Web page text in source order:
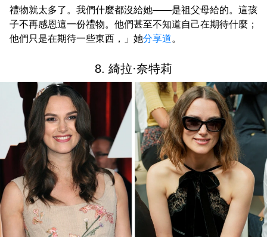
禮物就太多了。我們什麼都沒給她——是祖父母給的。這孩
子不再感恩這一份禮物。他們甚至不知道自己在期待什麼；
他們只是在期待一些東西，」她分享道。
8. 綺拉·奈特莉